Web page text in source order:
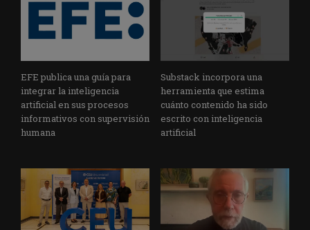
EFE publica una guía para
integrar la inteligencia
artificial en sus procesos
informativos con supervisión
humana
Substack incorpora una
herramienta que estima
cuánto contenido ha sido
escrito con inteligencia
artificial